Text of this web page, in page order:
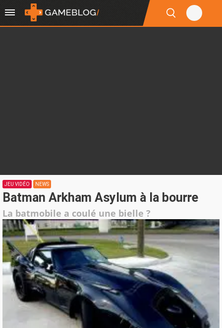
JEU VIDÉO NEWS
Batman Arkham Asylum à la bourre
La batmobile a coulé une bielle ?